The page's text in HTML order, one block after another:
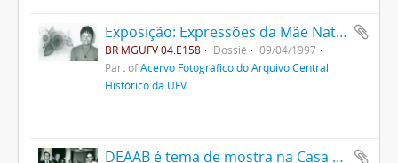
Exposição: Expressões da Mãe Natureza
BR MGUFV 04.E158 Dossiê
09/04/1997
Part ofAcervo Fotográfico do Arquivo Central
Histórico da UFV
DEAAB é tema de mostra na Casa Arthur Bernardes